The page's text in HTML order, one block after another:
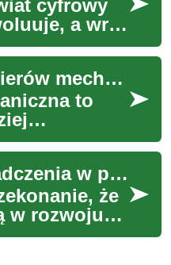
cyfrowy
a wraz
dziedzinie
Szkolenie inżynierów mechaników: Klucz do rozwoju kariery w branży
to
i
Wartość doświadczenia w pracy zawodowej
że
w rozwoju
częściej
docenieniu